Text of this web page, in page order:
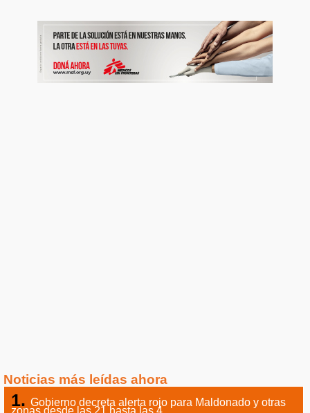
Noticias más leídas ahora
Gobierno decreta alerta rojo para Maldonado y otras